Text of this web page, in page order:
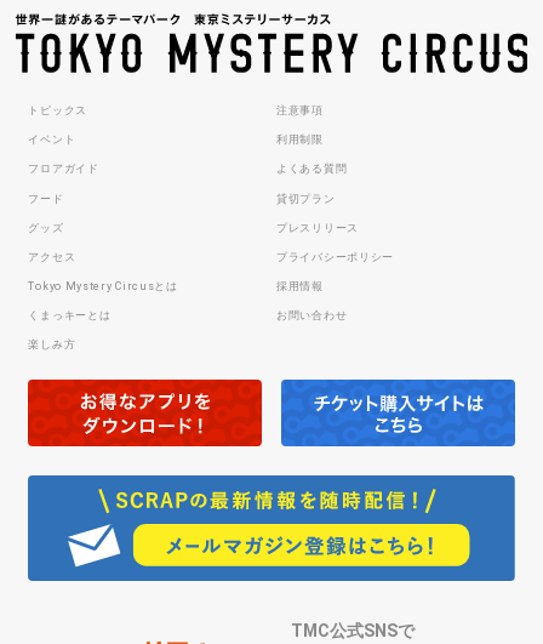
トピックス
イベント
フロアガイド
フード
グッズ
アクセス
Tokyo Mystery Circusとは
くまっキーとは
楽しみ方
注意事項
利用制限
よくある質問
貸切プラン
プレスリリース
プライバシーポリシー
採用情報
お問い合わせ
TMC公式SNSで